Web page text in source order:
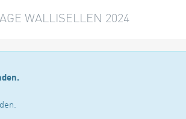
WALLISELLEN 2024